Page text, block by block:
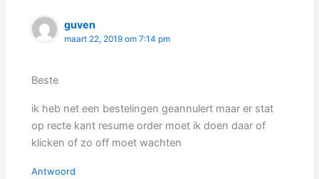
guven
maart 22, 2019 om 7:14 pm
Beste
ik heb net een bestelingen geannulert maar er stat
op recte kant resume order moet ik doen daar of
klicken of zo off moet wachten
Antwoord